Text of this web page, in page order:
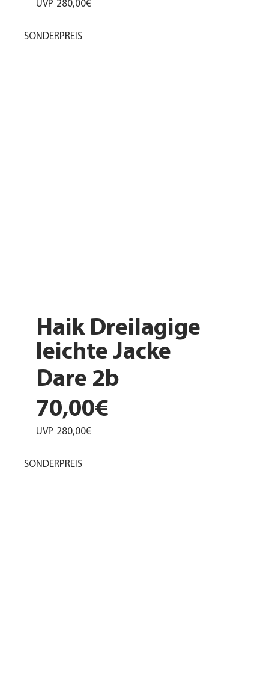
UVP 280,00€
Haik Dreilagige
leichte Jacke
Dare 2b
70,00€
UVP 280,00€
SONDERPREIS
SONDERPREIS